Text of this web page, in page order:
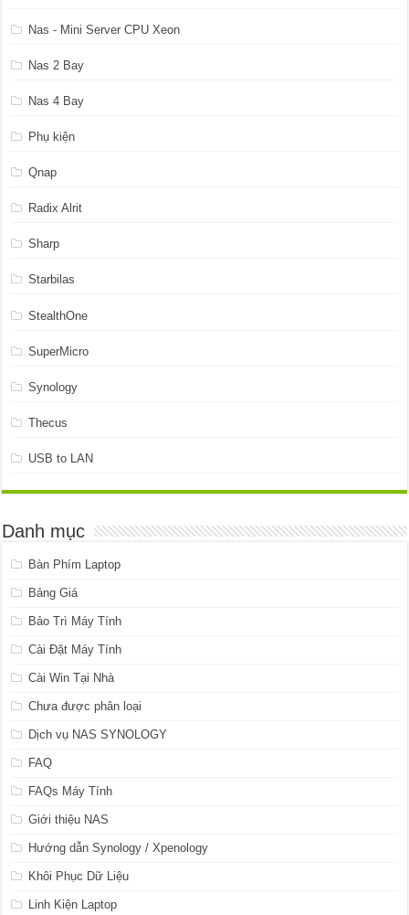
Nas - Mini Server CPU Xeon
Nas 2 Bay
Nas 4 Bay
Phụ kiện
Qnap
Radix Alrit
Sharp
Starbilas
StealthOne
SuperMicro
Synology
Thecus
USB to LAN
Danh mục
Bàn Phím Laptop
Bảng Giá
Bảo Trì Máy Tính
Cài Đặt Máy Tính
Cài Win Tại Nhà
Chưa được phân loại
Dịch vụ NAS SYNOLOGY
FAQ
FAQs Máy Tính
Giới thiệu NAS
Hướng dẫn Synology / Xpenology
Khôi Phục Dữ Liệu
Linh Kiện Laptop